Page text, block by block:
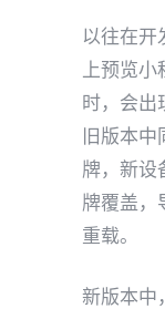
以往在开
上预览
时，会出
旧版本
牌，新设
牌覆盖，
重载。
新版本中